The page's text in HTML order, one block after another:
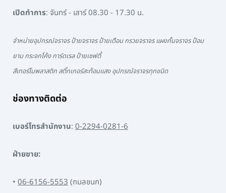
เปิดทำการ: จันทร์ - เสาร์ 08.30 - 17.30 น.
จำหน่ายอุปกรณ์จราจร ป้ายจราจร ป้ายเตือน กรวยจราจร แผงกั้นจราจร ป้อม
ยาม กระจกโค้ง การ์ดเรล ป้ายเซฟตี้
สีเทอร์โมพลาสติก สติ๊กเกอร์สะท้อนแสง อุปกรณ์จราจรทุกชนิด
ช่องทางติดต่อ
เบอร์โทรสำนักงาน: 0-2294-0281-6
ฝ่ายขาย:
• 06-6156-5553(กมลชนก)